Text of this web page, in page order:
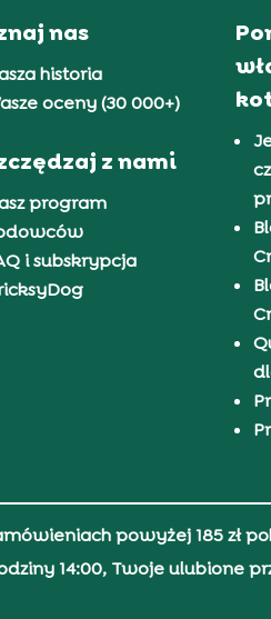
nas
historia
oceny (30 000+)
z nami
program
i subskrypcja
powyżej 185 zł
14:00, Twoje ulubione